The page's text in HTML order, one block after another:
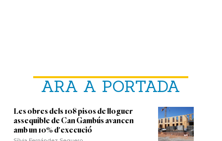
ARA A PORTADA
Les obres dels 108 pisos de lloguer
assequible de Can Gambús avancen
amb un 10% d'execució